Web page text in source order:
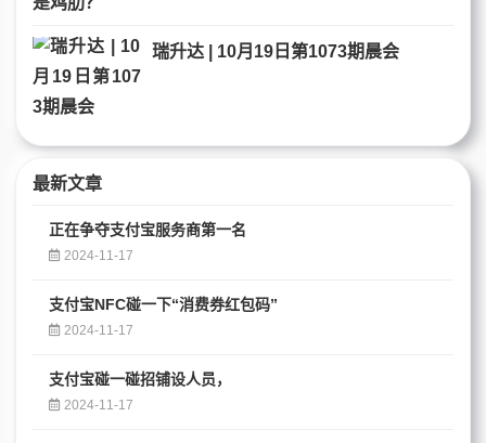
瑞升达 | 10月19日第1073期晨会
最新文章
正在争夺支付宝服务商第一名
2024-11-17
支付宝NFC碰一下“消费券红包码”
2024-11-17
支付宝碰一碰招铺设人员，
2024-11-17